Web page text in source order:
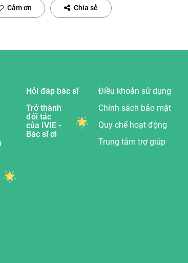
Cảm ơn Chia sẻ
Hỏi đáp bác sĩ
Trở thành
đối tác
của IVIE -
Bác sĩ ơi
Điều khoản sử dụng
Chính sách bảo mật
Quy chế hoạt động
Trung tâm trợ giúp